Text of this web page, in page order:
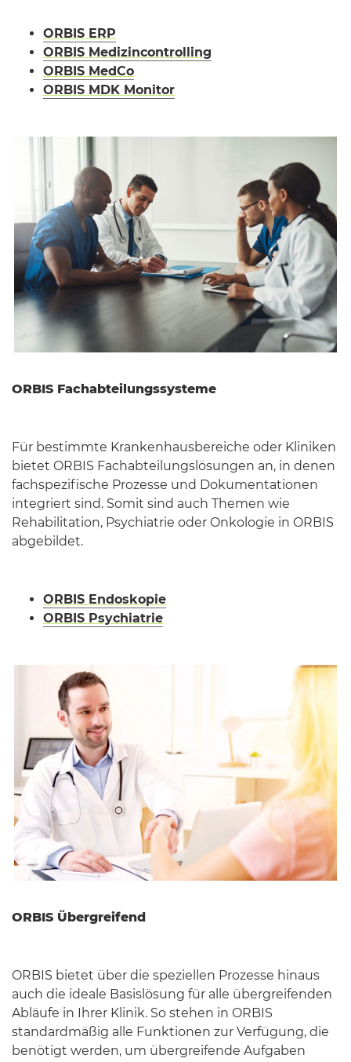
ORBIS ERP
ORBIS Medizincontrolling
ORBIS MedCo
ORBIS MDK Monitor
ORBIS Fachabteilungssysteme
Für bestimmte Krankenhausbereiche oder Kliniken
bietet ORBIS Fachabteilungslösungen an, in denen
fachspezifische Prozesse und Dokumentationen
integriert sind. Somit sind auch Themen wie
Rehabilitation, Psychiatrie oder Onkologie in ORBIS
abgebildet.
ORBIS Endoskopie
ORBIS Psychiatrie
ORBIS Übergreifend
ORBIS bietet über die speziellen Prozesse hinaus
auch die ideale Basislösung für alle übergreifenden
Abläufe in Ihrer Klinik. So stehen in ORBIS
standardmäßig alle Funktionen zur Verfügung, die
benötigt werden, um übergreifende Aufgaben